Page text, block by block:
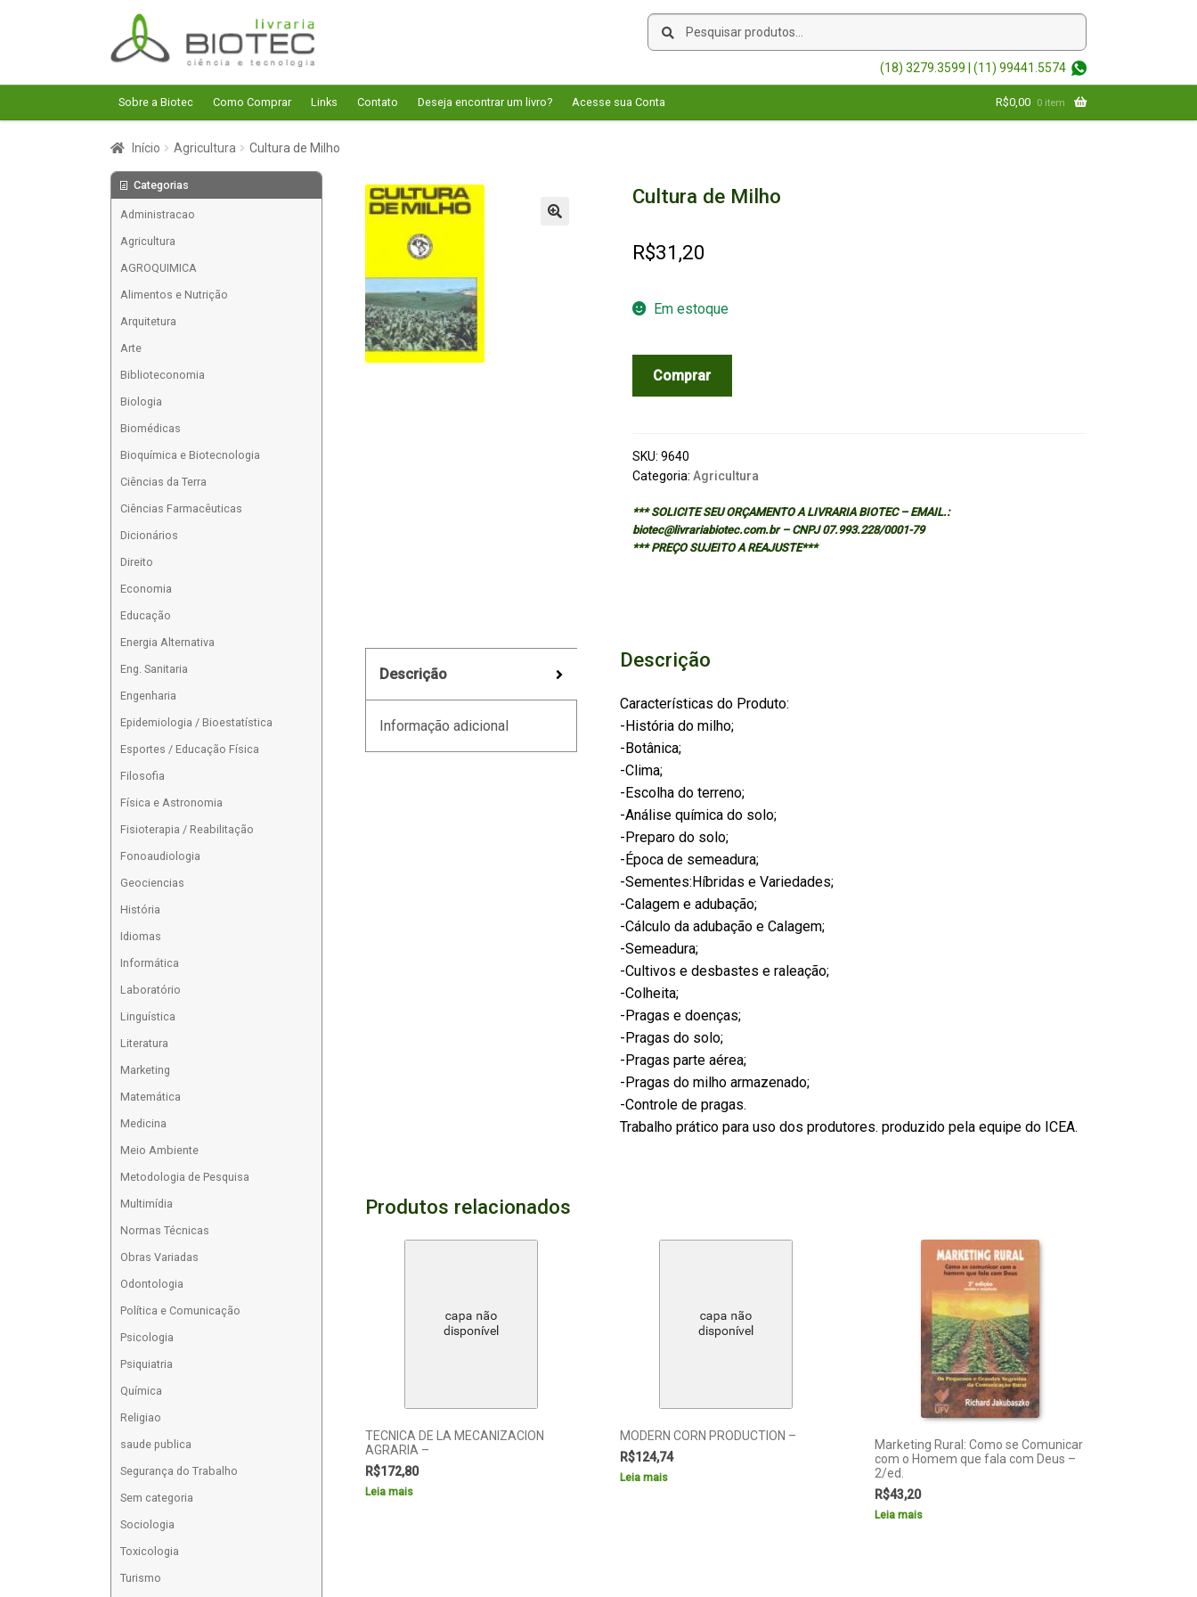
Pular
para
navegação
Pular
para
o
conteúdo
Pesquisar
Pesquisar
(18) 3279.3599 | (11) 99441.5574
Sobre a Biotec Como Comprar Links Contato Deseja encontrar um livro? Acesse sua Conta R$0,00 0 item
Início Agricultura Cultura de Milho
Cultura de Milho
R$31,20
Em estoque
Comprar
SKU: 9640
Categoria: Agricultura
*** SOLICITE SEU ORÇAMENTO A LIVRARIA BIOTEC – EMAIL.:
biotec@livrariabiotec.com.br – CNPJ 07.993.228/0001-79
*** PREÇO SUJEITO A REAJUSTE***
Descrição
Informação adicional
Descrição
Características do Produto:
-História do milho;
-Botânica;
-Clima;
-Escolha do terreno;
-Análise química do solo;
-Preparo do solo;
-Época de semeadura;
-Sementes:Híbridas e Variedades;
-Calagem e adubação;
-Cálculo da adubação e Calagem;
-Semeadura;
-Cultivos e desbastes e raleação;
-Colheita;
-Pragas e doenças;
-Pragas do solo;
-Pragas parte aérea;
-Pragas do milho armazenado;
-Controle de pragas.
Trabalho prático para uso dos produtores. produzido pela equipe do ICEA.
Produtos relacionados
TECNICA DE LA MECANIZACION
AGRARIA –
R$172,80
Leia mais
MODERN CORN PRODUCTION –
R$124,74
Leia mais
Marketing Rural: Como se Comunicar
com o Homem que fala com Deus –
2/ed.
R$43,20
Leia mais
Categorias
Administracao
Agricultura
AGROQUIMICA
Alimentos e Nutrição
Arquitetura
Arte
Biblioteconomia
Biologia
Biomédicas
Bioquímica e Biotecnologia
Ciências da Terra
Ciências Farmacêuticas
Dicionários
Direito
Economia
Educação
Energia Alternativa
Eng. Sanitaria
Engenharia
Epidemiologia / Bioestatística
Esportes / Educação Física
Filosofia
Física e Astronomia
Fisioterapia / Reabilitação
Fonoaudiologia
Geociencias
História
Idiomas
Informática
Laboratório
Linguística
Literatura
Marketing
Matemática
Medicina
Meio Ambiente
Metodologia de Pesquisa
Multimídia
Normas Técnicas
Obras Variadas
Odontologia
Política e Comunicação
Psicologia
Psiquiatria
Química
Religiao
saude publica
Segurança do Trabalho
Sem categoria
Sociologia
Toxicologia
Turismo